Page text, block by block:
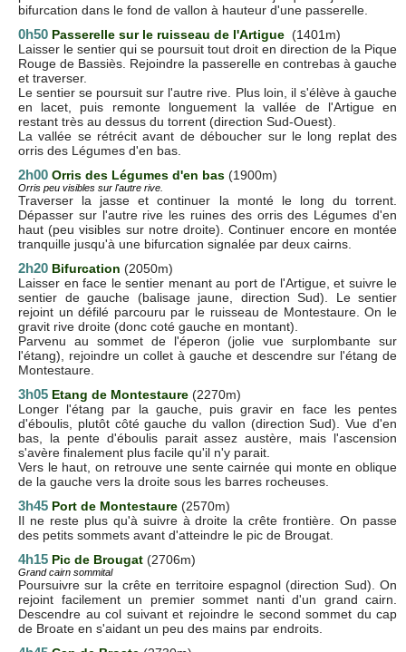
bifurcation dans le fond de vallon à hauteur d'une passerelle.
0h50 Passerelle sur le ruisseau de l'Artigue (1401m)
Laisser le sentier qui se poursuit tout droit en direction de la Pique
Rouge de Bassiès. Rejoindre la passerelle en contrebas à gauche
et traverser.
Le sentier se poursuit sur l'autre rive. Plus loin, il s'élève à gauche
en lacet, puis remonte longuement la vallée de l'Artigue en
restant très au dessus du torrent (direction Sud-Ouest).
La vallée se rétrécit avant de déboucher sur le long replat des
orris des Légumes d'en bas.
2h00 Orris des Légumes d'en bas (1900m)
Orris peu visibles sur l'autre rive.
Traverser la jasse et continuer la monté le long du torrent.
Dépasser sur l'autre rive les ruines des orris des Légumes d'en
haut (peu visibles sur notre droite). Continuer encore en montée
tranquille jusqu'à une bifurcation signalée par deux cairns.
2h20 Bifurcation (2050m)
Laisser en face le sentier menant au port de l'Artigue, et suivre le
sentier de gauche (balisage jaune, direction Sud). Le sentier
rejoint un défilé parcouru par le ruisseau de Montestaure. On le
gravit rive droite (donc coté gauche en montant).
Parvenu au sommet de l'éperon (jolie vue surplombante sur
l'étang), rejoindre un collet à gauche et descendre sur l'étang de
Montestaure.
3h05 Etang de Montestaure (2270m)
Longer l'étang par la gauche, puis gravir en face les pentes
d'éboulis, plutôt côté gauche du vallon (direction Sud). Vue d'en
bas, la pente d'éboulis parait assez austère, mais l'ascension
s'avère finalement plus facile qu'il n'y parait.
Vers le haut, on retrouve une sente cairnée qui monte en oblique
de la gauche vers la droite sous les barres rocheuses.
3h45 Port de Montestaure (2570m)
Il ne reste plus qu'à suivre à droite la crête frontière. On passe
des petits sommets avant d'atteindre le pic de Brougat.
4h15 Pic de Brougat (2706m)
Grand cairn sommital
Poursuivre sur la crête en territoire espagnol (direction Sud). On
rejoint facilement un premier sommet nanti d'un grand cairn.
Descendre au col suivant et rejoindre le second sommet du cap
de Broate en s'aidant un peu des mains par endroits.